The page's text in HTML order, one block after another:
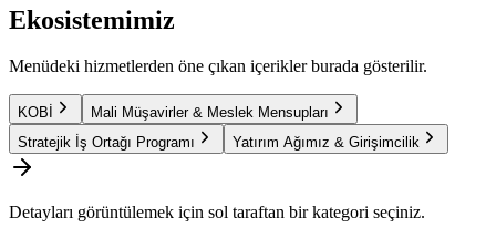
Ekosistemimiz
Menüdeki hizmetlerden öne çıkan içerikler burada gösterilir.
KOBİ
Mali Müşavirler & Meslek Mensupları
Stratejik İş Ortağı Programı
Yatırım Ağımız & Girişimcilik
Detayları görüntülemek için sol taraftan bir kategori seçiniz.